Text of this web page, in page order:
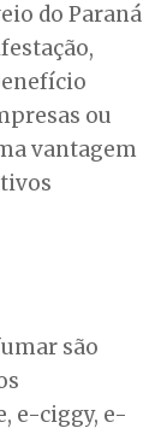
do Paraná
ou
vantagem
são
e-ciggy, e-